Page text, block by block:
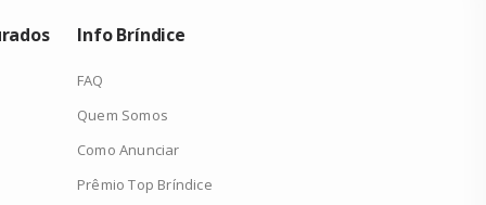
Info Bríndice
FAQ
Quem Somos
Como Anunciar
Prêmio Top Bríndice